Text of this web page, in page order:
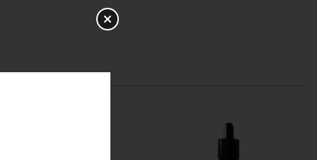
señales que despiertan a los fibroblastos para que
a tu piel a repararse por sí misma,
extracelular por estimulación de los fibroblastos. Es